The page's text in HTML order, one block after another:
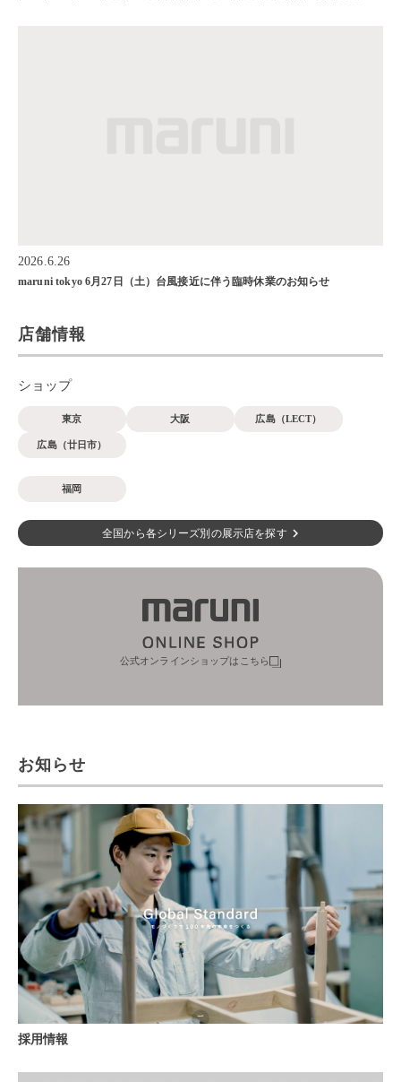
2026.6.26
maruni tokyo 6月27日（土）台風接近に伴う臨時休業のお知らせ
店舗情報
ショップ
東京 大阪 広島（LECT）
広島（廿日市）
福岡
全国から各シリーズ別の展示店を探す
公式オンラインショップはこちら
お知らせ
採用情報